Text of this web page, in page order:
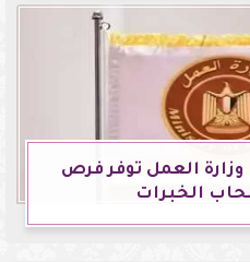
«فوق الـ40».. وزارة العمل توفر فرص
الخبرات